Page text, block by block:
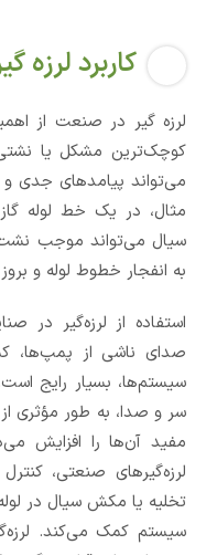
کاربرد لرزه
لرزه‌ گیر در صنعت از
کوچک‌ترین مشکل یا
می‌تواند پیامدهای جدی و
مثال، در یک خط لوله
سیال می‌تواند موجب
به انفجار خطوط لوله و
استفاده از لرزه‌گیر
صدای ناشی از پمپ‌ها،
سیستم‌ها، بسیار رایج
سر و صدا، به طور مؤثری
مفید آن‌ها را افزایش
لرزه‌گیرهای صنعتی،
تخلیه یا مکش سیال در
سیستم کمک می‌کند.